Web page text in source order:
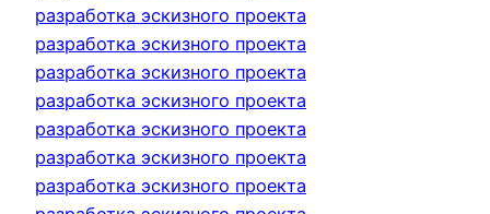
разработка эскизного проекта
разработка эскизного проекта
разработка эскизного проекта
разработка эскизного проекта
разработка эскизного проекта
разработка эскизного проекта
разработка эскизного проекта